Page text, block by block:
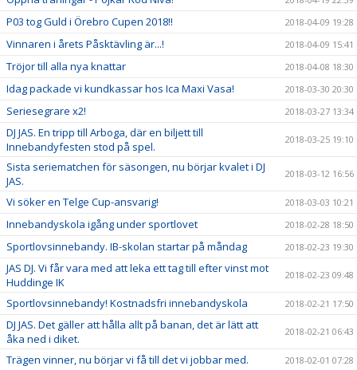
P03 tog Guld i Örebro Cupen 2018!! 2018-04-09 19:28
Vinnaren i årets Påsktävling är...! 2018-04-09 15:41
Tröjor till alla nya knattar 2018-04-08 18:30
Idag packade vi kundkassar hos Ica Maxi Vasa! 2018-03-30 20:30
Seriesegrare x2! 2018-03-27 13:34
DJ JAS. En tripp till Arboga, där en biljett till
Innebandyfesten stod på spel.
2018-03-25 19:10
Sista seriematchen för säsongen, nu börjar kvalet i DJ
JAS.
2018-03-12 16:56
Vi söker en Telge Cup-ansvarig! 2018-03-03 10:21
Innebandyskola igång under sportlovet 2018-02-28 18:50
Sportlovsinnebandy. IB-skolan startar på måndag 2018-02-23 19:30
JAS DJ. Vi får vara med att leka ett tag till efter vinst mot
Huddinge IK
2018-02-23 09:48
Sportlovsinnebandy! Kostnadsfri innebandyskola 2018-02-21 17:50
DJ JAS. Det gäller att hålla allt på banan, det är lätt att
åka ned i diket.
2018-02-21 06:43
Trägen vinner, nu börjar vi få till det vi jobbar med. 2018-02-01 07:28